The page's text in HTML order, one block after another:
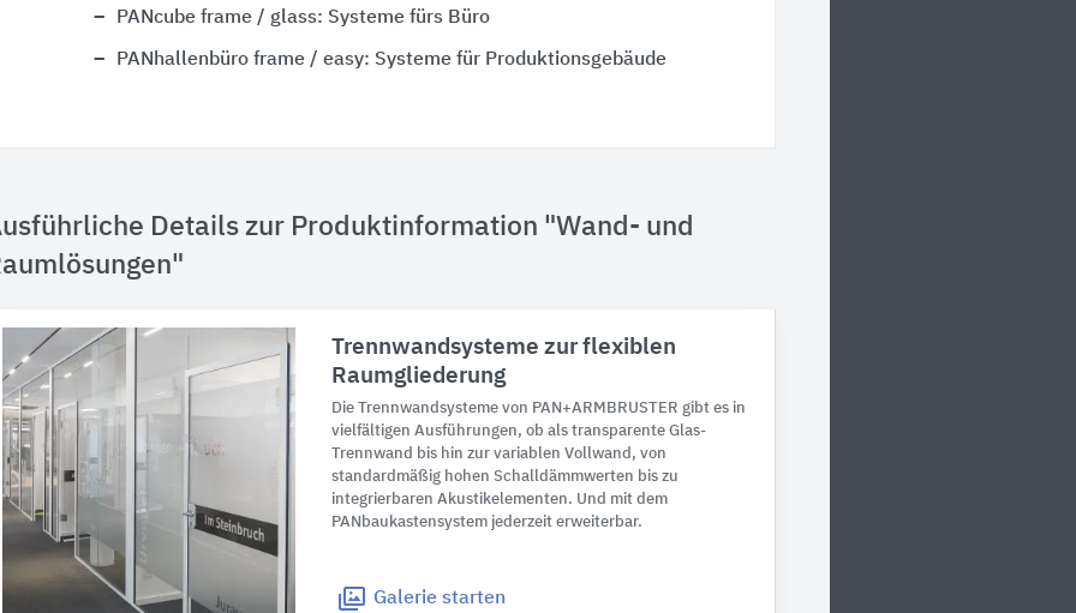
PANcube frame / glass: Systeme fürs Büro
PANhallenbüro frame / easy: Systeme für Produktionsgebäude
Details zur Produktinformation "Wand- und
Trennwandsysteme zur flexiblen
Raumgliederung
Die Trennwandsysteme von PAN+ARMBRUSTER gibt es in
vielfältigen Ausführungen, ob als transparente Glas-
Trennwand bis hin zur variablen Vollwand, von
standardmäßig hohen Schalldämmwerten bis zu
integrierbaren Akustikelementen. Und mit dem
PANbaukastensystem jederzeit erweiterbar.
Galerie starten